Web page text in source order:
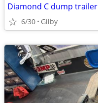
Diamond C dump trailer
6/30 Gilby